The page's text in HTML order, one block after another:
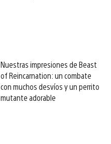
Nuestras impresiones de Beast
of Reincarnation: un combate
con muchos desvíos y un perrito
mutante adorable